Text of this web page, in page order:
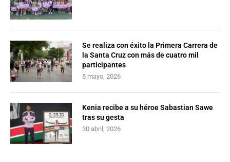
Se realiza con éxito la Primera Carrera de
la Santa Cruz con más de cuatro mil
participantes
5 mayo, 2026
Kenia recibe a su héroe Sabastian Sawe
tras su gesta
30 abril, 2026